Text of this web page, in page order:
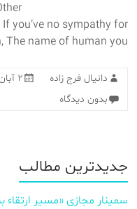
you’ve no sympathy for
The name of human you
دانیال فرج زاده ۲ آبان ۱۴۰۱
بدون دیدگاه
جدیدترین مطالب